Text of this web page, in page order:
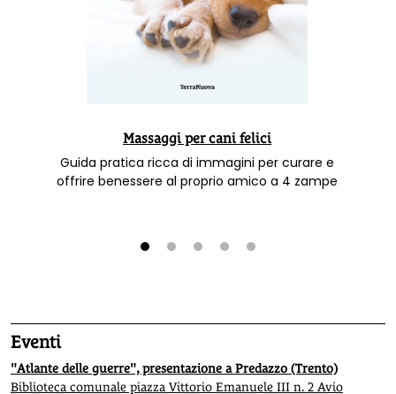
Massaggi per cani felici
Guida pratica ricca di immagini per curare e
offrire benessere al proprio amico a 4 zampe
Eventi
"Atlante delle guerre", presentazione a Predazzo (Trento)
Biblioteca comunale piazza Vittorio Emanuele III n. 2 Avio